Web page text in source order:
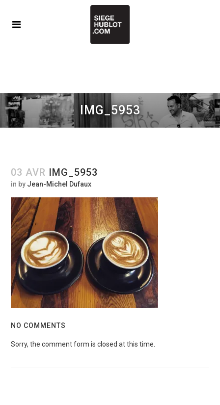
IMG_5953
03 AVR IMG_5953
in by Jean-Michel Dufaux
NO COMMENTS
Sorry, the comment form is closed at this time.